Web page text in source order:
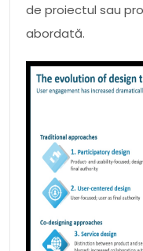
de proiectul sau
abordată.